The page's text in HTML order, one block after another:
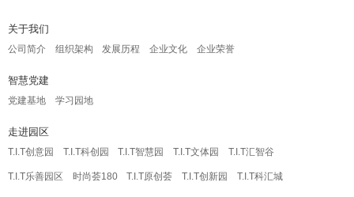
关于我们
公司简介 组织架构 发展历程 企业文化 企业荣誉
智慧党建
党建基地 学习园地
走进园区
T.I.T创意园 T.I.T科创园 T.I.T智慧园 T.I.T文体园 T.I.T汇智谷
T.I.T乐善园区 时尚荟180 T.I.T原创荟 T.I.T创新园 T.I.T科汇城